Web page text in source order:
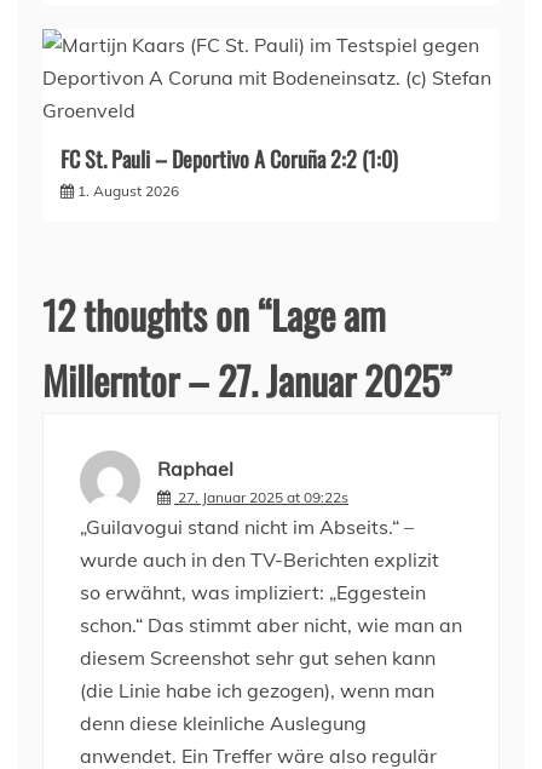
FC St. Pauli – Deportivo A Coruña 2:2 (1:0)
1. August 2026
12 thoughts on “Lage am
Millerntor – 27. Januar 2025”
Raphael
27. Januar 2025 at 09:22s
„Guilavogui stand nicht im Abseits.“ –
wurde auch in den TV-Berichten explizit
so erwähnt, was impliziert: „Eggestein
schon.“ Das stimmt aber nicht, wie man an
diesem Screenshot sehr gut sehen kann
(die Linie habe ich gezogen), wenn man
denn diese kleinliche Auslegung
anwendet. Ein Treffer wäre also regulär